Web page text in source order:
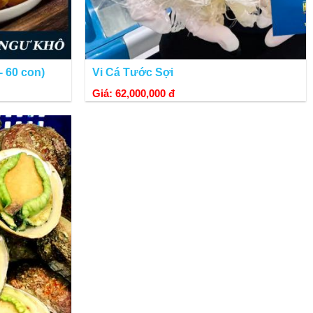
giới.
60 con)
Vi Cá Tước Sợi
Giá: 62,000,000 đ